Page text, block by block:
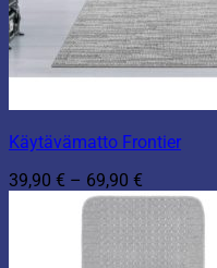
Käytävämatto Frontier
39,90 € – 69,90 €
39,90 €
69,90 €